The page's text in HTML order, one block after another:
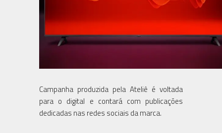
Campanha produzida pela Ateliê é voltada
para o digital e contará com publicações
dedicadas nas redes sociais da marca.